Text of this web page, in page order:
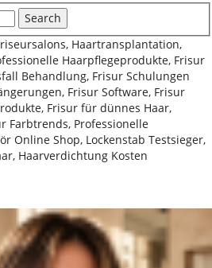
Search
Haartransplantation,
Haarpflegeprodukte, Frisur
Behandlung, Frisur Schulungen
Frisur Software, Frisur
Frisur für dünnes Haar,
Farbtrends, Professionelle
Online Shop, Lockenstab Testsieger,
Haarverdichtung Kosten